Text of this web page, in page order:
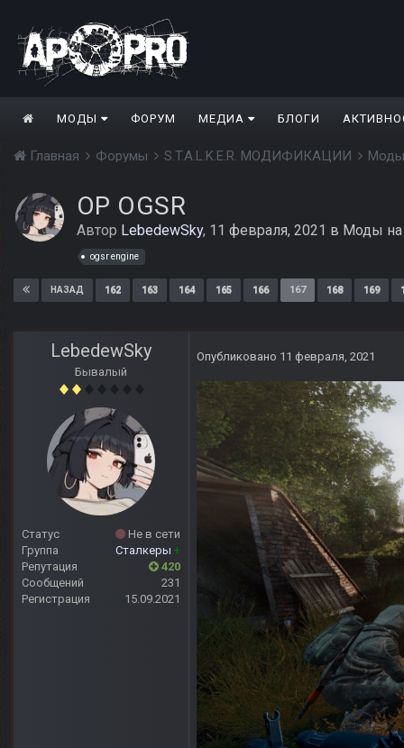
МОДЫ ФОРУМ МЕДИА БЛОГИ
Главная Форумы S.T.A.L.K.E.R. МОДИФИКАЦИИ
ОP OGSR
Автор LebedewSky, 11 февраля, 2021 в Моды на
ogsr engine
НАЗАД 162 163 164 165 166 167 168 169
LebedewSky
Бывалый
Статус
Не в сети
Группа
Сталкеры +
Репутация
420
Сообщений
231
Регистрация
15.09.2021
Опубликовано 11 февраля, 2021